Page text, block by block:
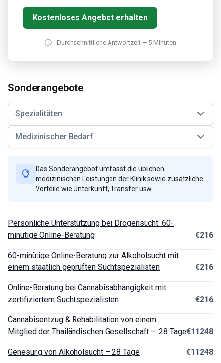
Kostenloses Angebot erhalten
Durchschnittliche Antwortzeit — 5 Minuten
Sonderangebote
Spezialitäten
Medizinischer Bedarf
Das Sonderangebot umfasst die üblichen
medizinischen Leistungen der Klinik sowie zusätzliche
Vorteile wie Unterkunft, Transfer usw.
Persönliche Unterstützung bei Drogensucht: 60-
minütige Online-Beratung
€216
60-minütige Online-Beratung zur Alkoholsucht mit
einem staatlich geprüften Suchtspezialisten
€216
Online-Beratung bei Cannabisabhängigkeit mit
zertifiziertem Suchtspezialisten
€216
Cannabisentzug & Rehabilitation von einem
Mitglied der Thailändischen Gesellschaft — 28 Tage€11248
Genesung von Alkoholsucht – 28 Tage €11248